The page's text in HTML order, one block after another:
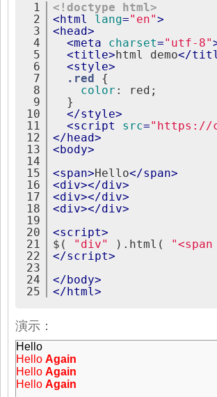
1
2
3
4
5
6
7
8
9
10
11
12
13
14
15
16
17
18
19
20
21
22
23
24
25
<!doctype html>
<html lang="en">
<head>
<meta charset="utf-8"
<title>html demo</
<style>
.red
{
color :
red;
}
</style>
<script src="https://
</head>
<body>
<span>Hello</span>
<div></div>
<div></div>
<div></div>
<script>
$(
"div" ).html(
</script>
</body>
</html>
演示：